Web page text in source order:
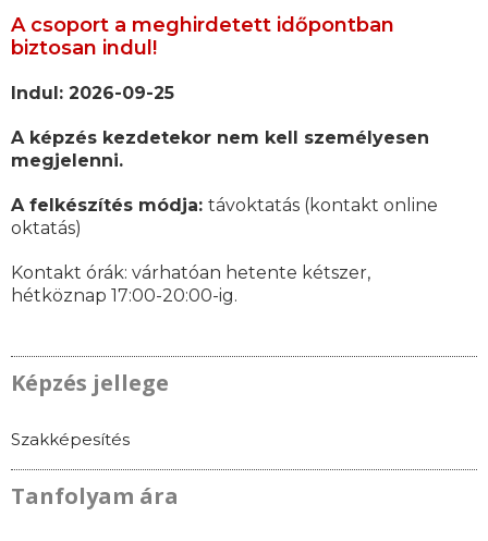
A csoport a meghirdetett időpontban
biztosan indul!
Indul: 2026-09-25
A képzés kezdetekor nem kell személyesen
megjelenni.
A felkészítés módja: távoktatás (kontakt online
oktatás)
Kontakt órák: várhatóan hetente kétszer,
hétköznap 17:00-20:00-ig.
Képzés jellege
Szakképesítés
Tanfolyam ára